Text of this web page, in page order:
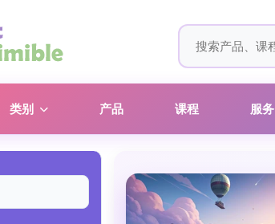
类别 产品 课程 服务